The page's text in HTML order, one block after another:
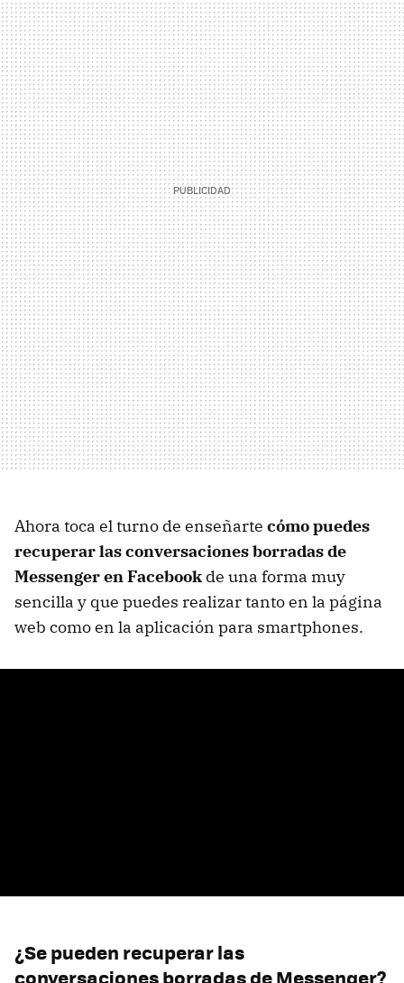
Ahora toca el turno de enseñarte cómo puedes
recuperar las conversaciones borradas de
Messenger en Facebookde una forma muy
sencilla y que puedes realizar tanto en la página
web como en la aplicación para smartphones.
¿Se pueden recuperar las
conversaciones borradas de Messenger?